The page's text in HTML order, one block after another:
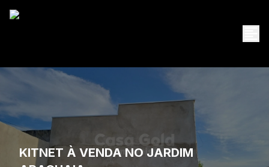
KITNET À VENDA NO JARDIM